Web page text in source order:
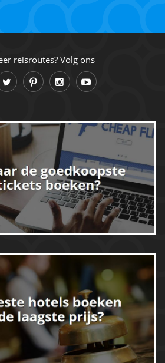
reisroutes? Volg ons